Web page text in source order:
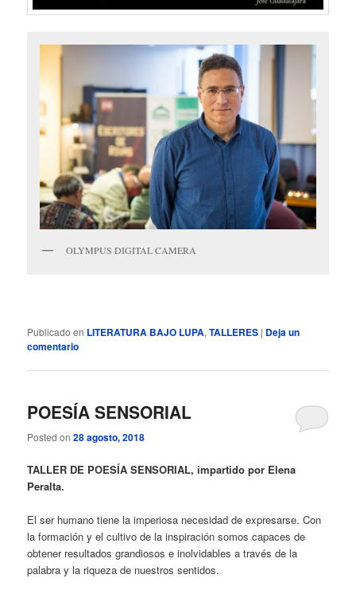
OLYMPUS DIGITAL CAMERA
Publicado en LITERATURA BAJO LUPA,TALLERES | Deja un
comentario
POESÍA SENSORIAL
Posted on28 agosto, 2018
TALLER DE POESÍA SENSORIAL, impartido por Elena
Peralta.
El ser humano tiene la imperiosa necesidad de expresarse. Con
la formación y el cultivo de la inspiración somos capaces de
obtener resultados grandiosos e inolvidables a través de la
palabra y la riqueza de nuestros sentidos.